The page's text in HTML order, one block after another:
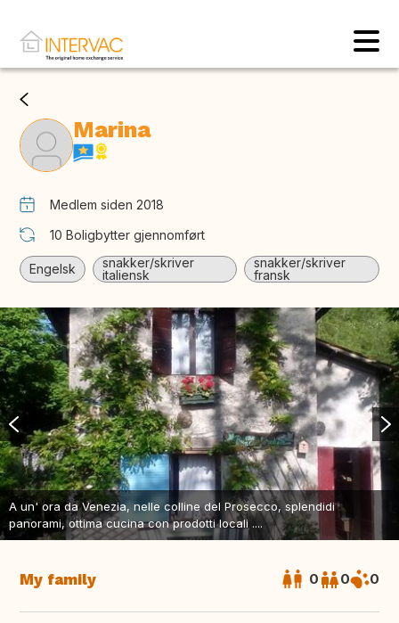
Marina
Medlem siden 2018
10 Boligbytter gjennomført
Engelsk
snakker/skriver
italiensk
snakker/skriver
fransk
A un' ora da Venezia, nelle colline del Prosecco, splendidi
panorami, ottima cucina con prodotti locali ....
My family 0 0 0